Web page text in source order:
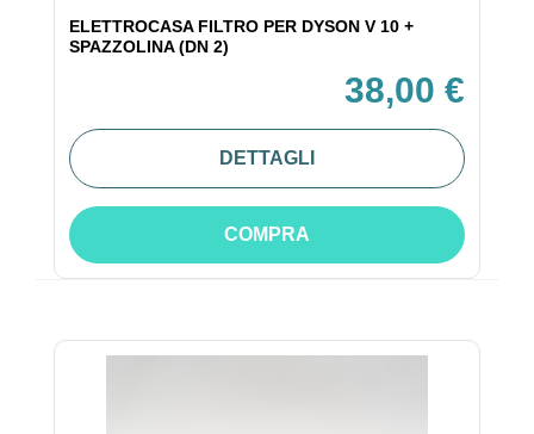
ELETTROCASA FILTRO PER DYSON V 10 +
SPAZZOLINA (DN 2)
38,00 €
DETTAGLI
COMPRA